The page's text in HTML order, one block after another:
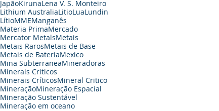
JapãoKirunaLena V. S. Monteiro
Lithium AustraliaLitioLuaLundin
LítioMMEManganês
Materia PrimaMercado
Mercator MetalsMetais
Metais RarosMetais de Base
Metais de BateriaMexico
Mina SubterraneaMineradoras
Minerais Criticos
Minerais CríticosMineral Critico
MineraçãoMineração Espacial
Mineração Sustentável
Mineração em oceano